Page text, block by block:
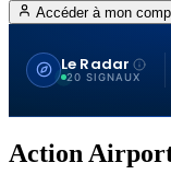
Accéder à mon
Le Radar
20 SIGNAUX
Action